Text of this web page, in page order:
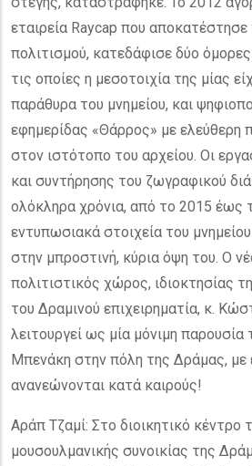
εταιρεία Raycap που
πολιτισμού, κατεδάφισε δύο
τις οποίες η μεσοτοιχία της μίας
παράθυρα του μνημείου, και
εφημερίδας «Θάρρος» με ελεύθερη
στον ιστότοπο του αρχείου. Οι
και συντήρησης του ζωγραφικού
ολόκληρα χρόνια, από το 2015 έως
εντυπωσιακά στοιχεία του
στην μπροστινή, κύρια όψη του. Ο
πολιτιστικός χώρος, ιδιοκτησίας
του Δραμινού επιχειρηματία, κ.
λειτουργεί ως μία μόνιμη παρουσία
Μπενάκη στην πόλη της Δράμας, με
ανανεώνονται κατά καιρούς!
Αράπ Τζαμί: Στο διοικητικό κέντρο
μουσουλμανικής συνοικίας της